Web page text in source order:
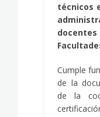
técnicos
Cumple
de la
de la